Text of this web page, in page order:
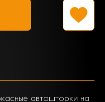
автошторки на